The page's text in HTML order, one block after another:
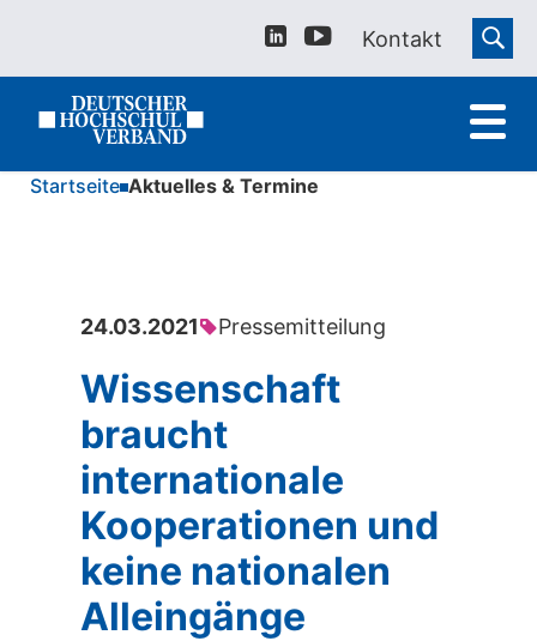
Kontakt
Startseite Aktuelles & Termine
24.03.2021 Pressemitteilung
Wissenschaft
braucht
internationale
Kooperationen und
keine nationalen
Alleingänge